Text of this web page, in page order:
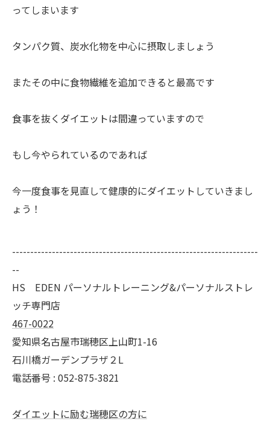
ってしまいます
タンパク質、炭水化物を中心に摂取しましょう
またその中に食物繊維を追加できると最高です
食事を抜くダイエットは間違っていますので
もし今やられているのであれば
今一度食事を見直して健康的にダイエットしていきまし
ょう！
--------------------------------------------------------------------
--
HS EDEN パーソナルトレーニング&パーソナルストレ
ッチ専門店
467-0022
愛知県名古屋市瑞穂区上山町1-16
石川橋ガーデンプラザ２L
電話番号 : 052-875-3821
ダイエットに励む瑞穂区の方に